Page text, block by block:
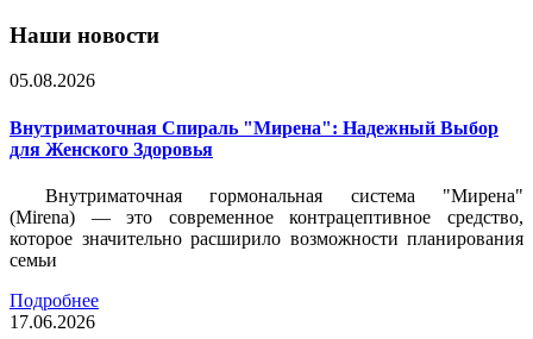
Наши новости
05.08.2026
Внутриматочная Спираль "Мирена": Надежный Выбор
для Женского Здоровья
Внутриматочная гормональная система "Мирена"
(Mirena) — это современное контрацептивное средство,
которое значительно расширило возможности планирования
семьи
Подробнее
17.06.2026